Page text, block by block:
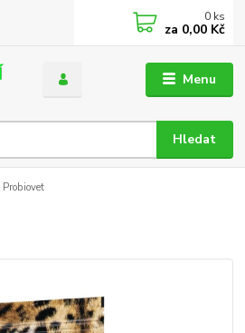
Menu
Hledat
0 ks
za 0,00 Kč
Probiovet